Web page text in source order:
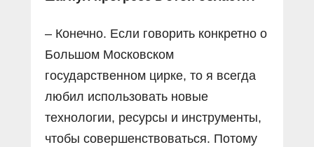
– Конечно. Если говорить конкретно о
Большом Московском
государственном цирке, то я всегда
любил использовать новые
технологии, ресурсы и инструменты,
чтобы совершенствоваться. Потому